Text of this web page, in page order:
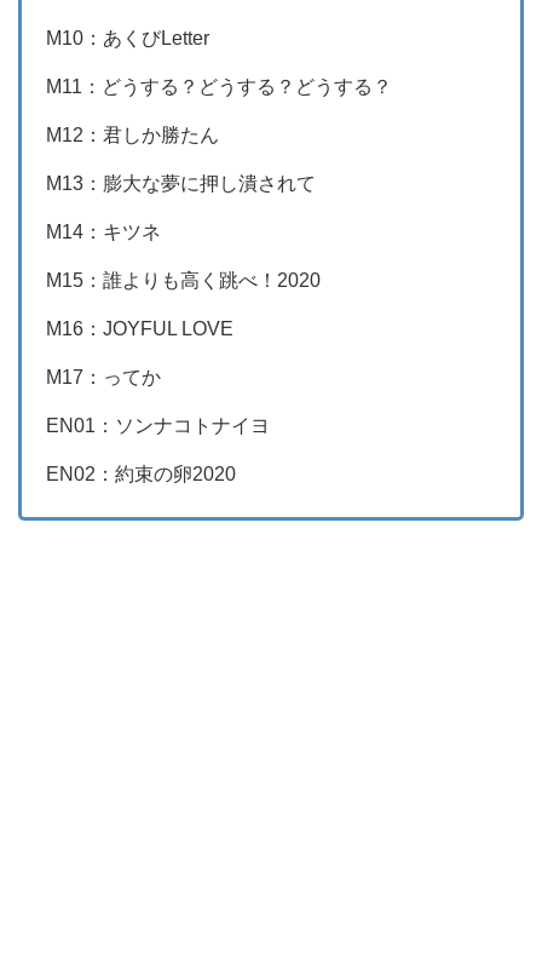
M10：あくびLetter
M11：どうする？どうする？どうする？
M12：君しか勝たん
M13：膨大な夢に押し潰されて
M14：キツネ
M15：誰よりも高く跳べ！2020
M16：JOYFUL LOVE
M17：ってか
EN01：ソンナコトナイヨ
EN02：約束の卵2020